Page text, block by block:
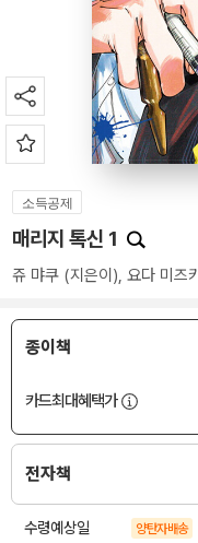
소득공제
매리지 톡신 1
쥬 먀쿠 (지은이), 요다 미즈키
종이책
카드최대혜택가
전자책
수령예상일 양탄자배송